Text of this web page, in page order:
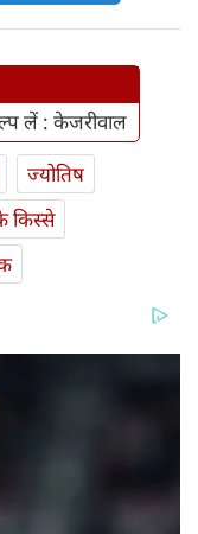
लें : केजरीवाल
ज्योतिष
किस्से